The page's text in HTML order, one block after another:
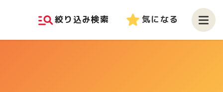
star気になる
manage_search絞り込み検索